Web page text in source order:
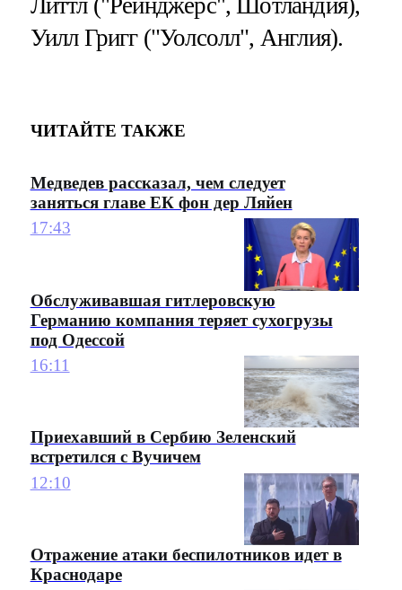
Уилл Григг ("Уолсолл", Англия).
ЧИТАЙТЕ ТАКЖЕ
Медведев рассказал, чем следует
заняться главе ЕК фон дер Ляйен
17:43
Обслуживавшая гитлеровскую
Германию компания теряет сухогрузы
под Одессой
16:11
Приехавший в Сербию Зеленский
встретился с Вучичем
12:10
Отражение атаки беспилотников идет в
Краснодаре